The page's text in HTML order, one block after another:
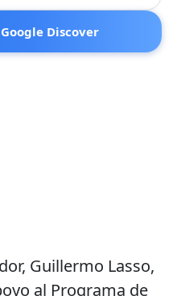
Discover
Guillermo Lasso,
al Programa de